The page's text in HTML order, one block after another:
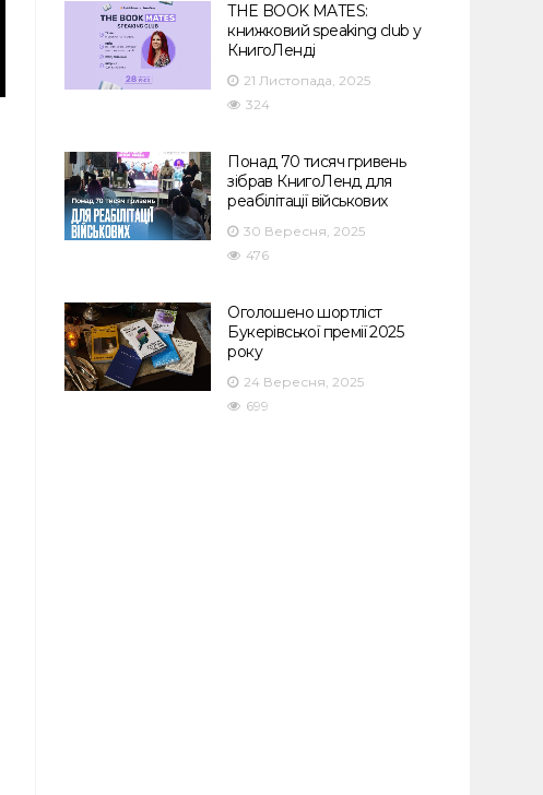
THE BOOK MATES:
книжковий speaking club у
КнигоЛенді
21 Листопада, 2025
324
Понад 70 тисяч гривень
зібрав КнигоЛенд для
реабілітації військових
30 Вересня, 2025
476
Оголошено шортліст
Букерівської премії 2025
року
24 Вересня, 2025
699